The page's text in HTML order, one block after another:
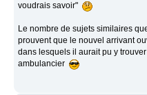
voudrais savoir"
Le nombre de sujets similaires
prouvent que le nouvel arrivant
dans lesquels il aurait pu y
ambulancier